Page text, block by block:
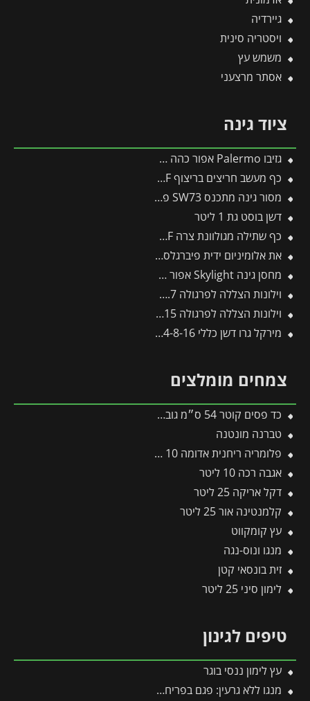
גיירדיה
ויסטריה סינית
משמש עץ
אסתר מרצעני
ציוד גינה
גזיבו Palermo אפור כהה 4.3X4.3 מבית פלרם – Canopia
כף מעשב חריצים בריצוף KF-2K – WOLF
מסור גינה מתכנס SW73 פיסקארס
דשן בוסט גת 1 ליטר
כף שתילה מגולוונת צרה LU-P – WOLF
את אלומיניום ידית פיברגלס -תבור
מחסן גינה Skylight אפור 1.9X3 מבית פלרם – קנופיה
וילונות הצללה לפרגולה 3X9.7 מבית פלרם – Canopia
וילונות הצללה לפרגולה 3X9.15 מבית פלרם – Canopia
מירקל גרו דשן כללי 24-8-16 – 2.5 ק"ג
צמחים מומלצים
כד פסים קוטר 54 ס״מ גובה 54 ס״מ אפור כהה
טברנה מונטנה
פלומריה ריחנית אדומה 10 ליטר
אגבה רכה 10 ליטר
דקל אריקה 25 ליטר
קלמנטינה אור 25 ליטר
עץ קומקווט
מנגו ונוס-נגה
זית בונסאי קטן
לימון סיני 25 ליטר
טיפים לגינון
עץ לימון ננסי בוגר
מנגו ללא גרעין: פגם בפריחה או יתרון אקזוטי?